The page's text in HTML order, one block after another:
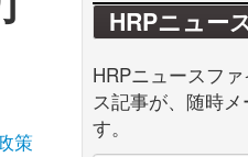
策
HRPニュー
HRPニュースフ
ス記事が、随時メ
す。